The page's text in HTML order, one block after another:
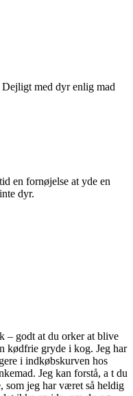
med dyr enlig mad
en fornøjelse at yde en
dyr.
– godt at du orker at blive
kødfrie gryde i kog. Jeg har
i indkøbskurven hos
Jeg kan forstå, a t du
som jeg har været så heldig